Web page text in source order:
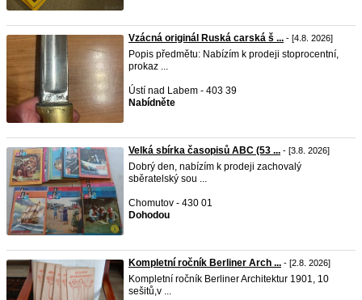
Vzácná originál Ruská carská š ... - [4.8. 2026]
Popis předmětu: Nabízím k prodeji stoprocentní,
prokaz ...
Ústí nad Labem - 403 39
Nabídněte
Velká sbírka časopisů ABC (53 ... - [3.8. 2026]
Dobrý den, nabízím k prodeji zachovalý
sběratelský sou ...
Chomutov - 430 01
Dohodou
Kompletní ročník Berliner Arch ... - [2.8. 2026]
Kompletní ročník Berliner Architektur 1901, 10
sešitů,v ...